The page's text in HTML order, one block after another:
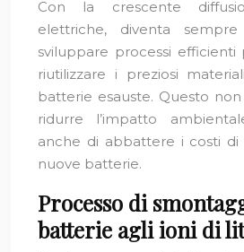
Con la crescente
elettriche, diventa
sviluppare processi
riutilizzare i preziosi
batterie esauste. Questo
ridurre l’impatto
anche di abbattere i costi di
nuove batterie.
Processo di
batterie agli ioni di